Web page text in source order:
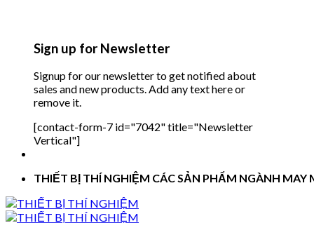
Sign up for Newsletter
Signup for our newsletter to get notified about
sales and new products. Add any text here or
remove it.
[contact-form-7 id="7042" title="Newsletter
Vertical"]
THIẾT BỊ THÍ NGHIỆM CÁC SẢN PHẨM NGÀNH MAY